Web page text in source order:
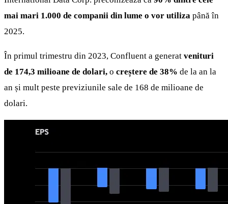
mai mari 1.000 de companii din lume o vor utiliza până în
2025.
În primul trimestru din 2023, Confluent a generat venituri
de 174,3 milioane de dolari, o creștere de 38% de la an la
an și mult peste previziunile sale de 168 de milioane de
dolari.